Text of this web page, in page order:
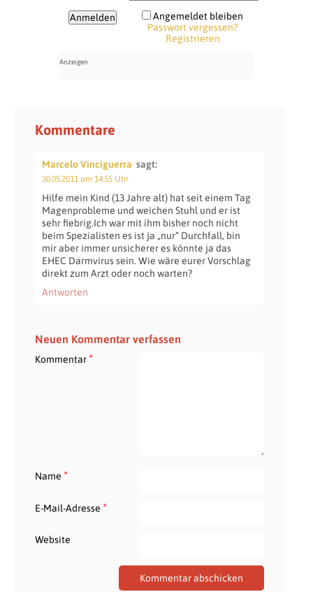
Angemeldet bleiben
Passwort vergessen?
Registrieren
Kommentare
Marcelo Vinciguerra sagt:
30.05.2011 um 14:55 Uhr
Hilfe mein Kind (13 Jahre alt) hat seit einem Tag
Magenprobleme und weichen Stuhl und er ist
sehr fiebrig.Ich war mit ihm bisher noch nicht
beim Spezialisten es ist ja „nur“ Durchfall, bin
mir aber immer unsicherer es könnte ja das
EHEC Darmvirus sein. Wie wäre eurer Vorschlag
direkt zum Arzt oder noch warten?
Antworten
Neuen Kommentar verfassen
Kommentar*
Name *
E-Mail-Adresse *
Website